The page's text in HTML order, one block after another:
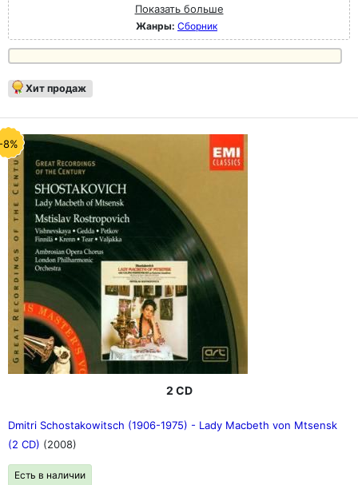
Показать больше
Жанры: Сборник
Хит продаж
8%
2 CD
Dmitri Schostakowitsch (1906-1975) - Lady Macbeth von Mtsensk
(2 CD) (2008)
Есть в наличии